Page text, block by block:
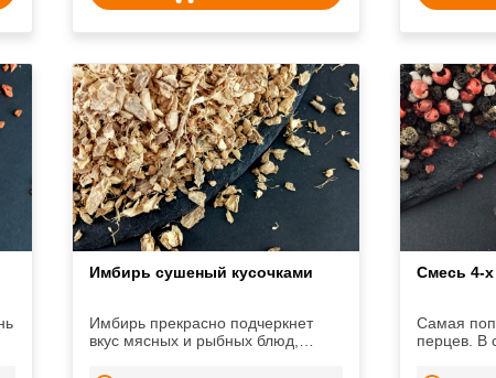
Имбирь сушеный кусочками
Имбирь прекрасно подчеркнет
вкус мясных и рыбных блюд,
Смесь 4-
Самая
перцев. В